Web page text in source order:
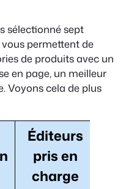
sélectionné sept
permettent de
de produits avec un
en page, un meilleur
Voyons cela de plus
Éditeurs
pris en
charge